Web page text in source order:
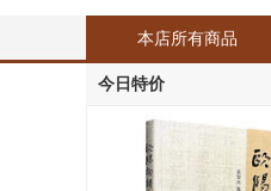
本店所有商品
今日特价